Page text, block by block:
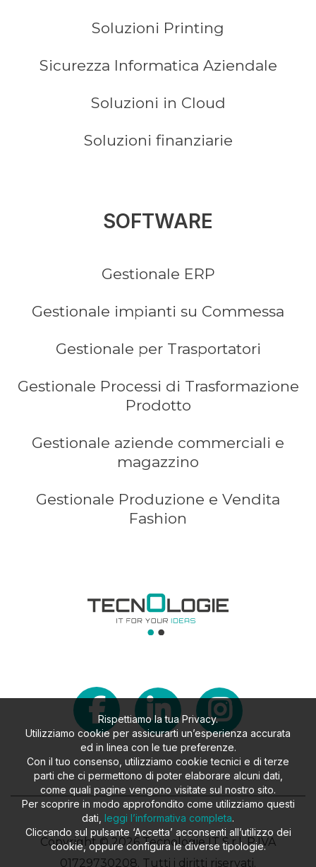
Soluzioni Printing
Sicurezza Informatica Aziendale
Soluzioni in Cloud
Soluzioni finanziarie
SOFTWARE
Gestionale ERP
Gestionale impianti su Commessa
Gestionale per Trasportatori
Gestionale Processi di Trasformazione
Prodotto
Gestionale aziende commerciali e
magazzino
Gestionale Produzione e Vendita
Fashion
Copyright © 2026 Tecnologie IT S.r.l. P.IVA
01729730208. Tutti i diritti riservati.
Rispettiamo la tua Privacy.
Utilizziamo cookie per assicurarti un’esperienza accurata
ed in linea con le tue preferenze.
Con il tuo consenso, utilizziamo cookie tecnici e di terze
parti che ci permettono di poter elaborare alcuni dati,
come quali pagine vengono visitate sul nostro sito.
Per scoprire in modo approfondito come utilizziamo questi
dati, leggi l’informativa completa.
Cliccando sul pulsante ‘Accetta’ acconsenti all’utilizzo dei
cookie, oppure configura le diverse tipologie.